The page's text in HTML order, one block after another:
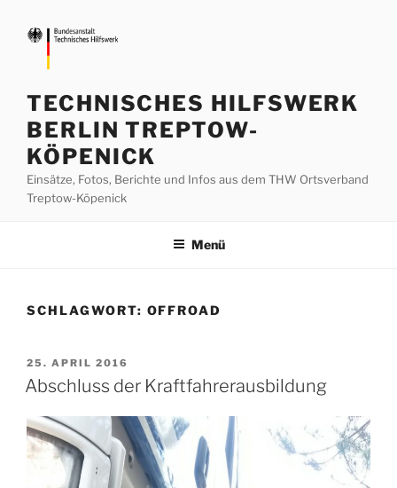
Inhalt
springen
TECHNISCHES HILFSWERK
BERLIN TREPTOW-
KÖPENICK
Einsätze, Fotos, Berichte und Infos aus dem THW Ortsverband
Treptow-Köpenick
Menü
SCHLAGWORT: OFFROAD
VERÖFFENTLICHT
AM
25. APRIL 2016
Abschluss der Kraftfahrerausbildung